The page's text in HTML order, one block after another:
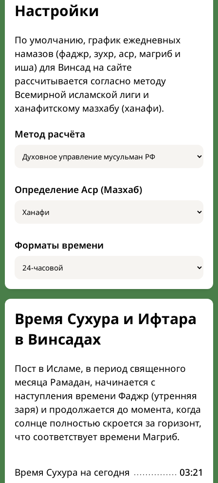
Настройки
По умолчанию, график ежедневных
намазов (фаджр, зухр, аср, магриб и
иша) для Винсад на сайте
рассчитывается согласно методу
Всемирной исламской лиги и
ханафитскому мазхабу (ханафи).
Метод расчёта
Определение Аср (Мазхаб)
Форматы времени
Время Сухура и Ифтара
в Винсадах
Пост в Исламе, в период священного
месяца Рамадан, начинается с
наступления времени Фаджр (утренняя
заря) и продолжается до момента, когда
солнце полностью скроется за горизонт,
что соответствует времени Магриб.
Время Сухура на сегодня 03:21